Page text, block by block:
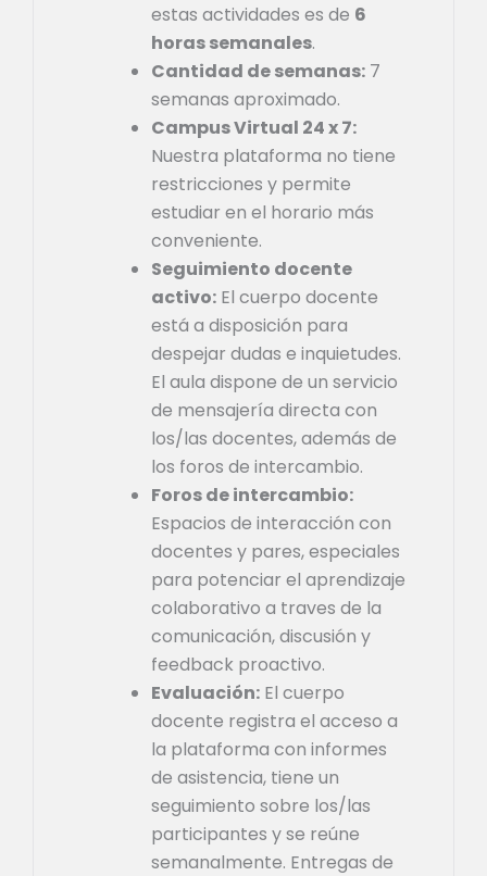
estas actividades es de 6
horas semanales.
Cantidad de semanas: 7
semanas aproximado.
Campus Virtual 24 x 7:
Nuestra plataforma no tiene
restricciones y permite
estudiar en el horario más
conveniente.
Seguimiento docente
activo: El cuerpo docente
está a disposición para
despejar dudas e inquietudes.
El aula dispone de un servicio
de mensajería directa con
los/las docentes, además de
los foros de intercambio.
Foros de intercambio:
Espacios de interacción con
docentes y pares, especiales
para potenciar el aprendizaje
colaborativo a traves de la
comunicación, discusión y
feedback proactivo.
Evaluación: El cuerpo
docente registra el acceso a
la plataforma con informes
de asistencia, tiene un
seguimiento sobre los/las
participantes y se reúne
semanalmente. Entregas de